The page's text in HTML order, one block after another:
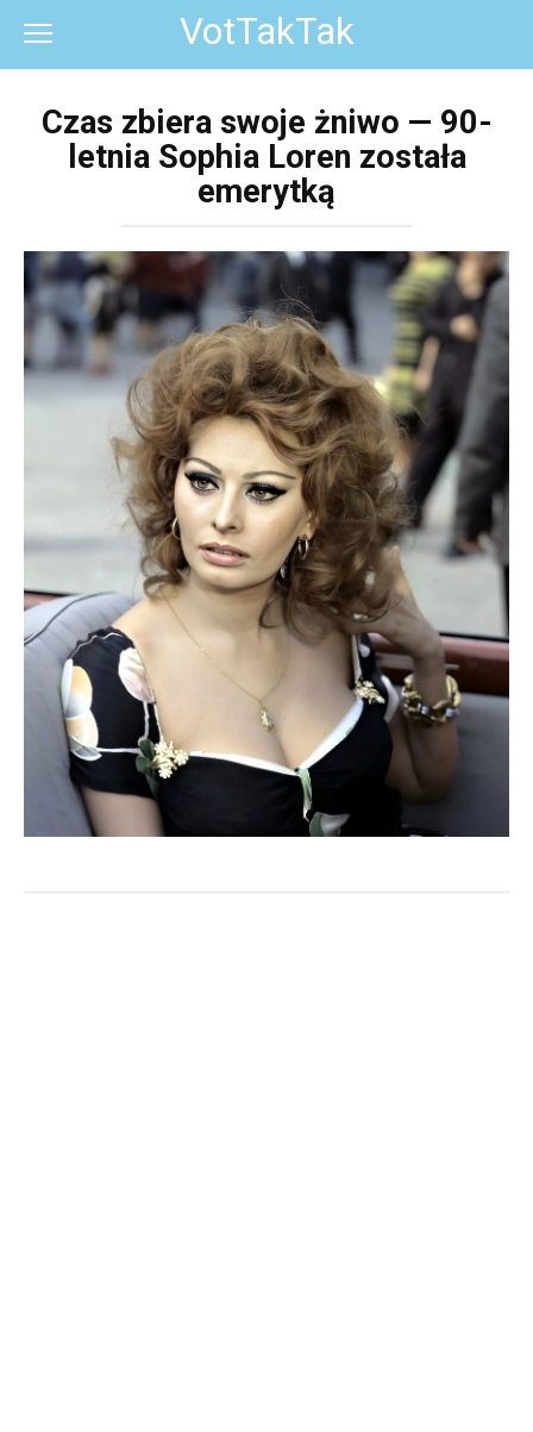
контенту
VotTakTak
Czas zbiera swoje żniwo — 90-
letnia Sophia Loren została
emerytką